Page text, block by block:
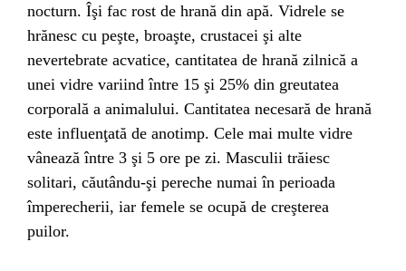
nocturn. Îşi fac rost de hrană din apă. Vidrele se
hrănesc cu peşte, broaşte, crustacei şi alte
nevertebrate acvatice, cantitatea de hrană zilnică a
unei vidre variind între 15 şi 25% din greutatea
corporală a animalului. Cantitatea necesară de hrană
este influenţată de anotimp. Cele mai multe vidre
vânează între 3 şi 5 ore pe zi. Masculii trăiesc
solitari, căutându-şi pereche numai în perioada
împerecherii, iar femele se ocupă de creşterea
puilor.